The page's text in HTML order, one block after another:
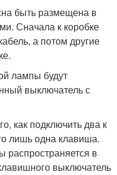
быть размещена в
Сначала к коробке
а потом другие
лампы будут
выключатель с
как подключить два к
лишь одна клавиша.
распространяется в
выключатель